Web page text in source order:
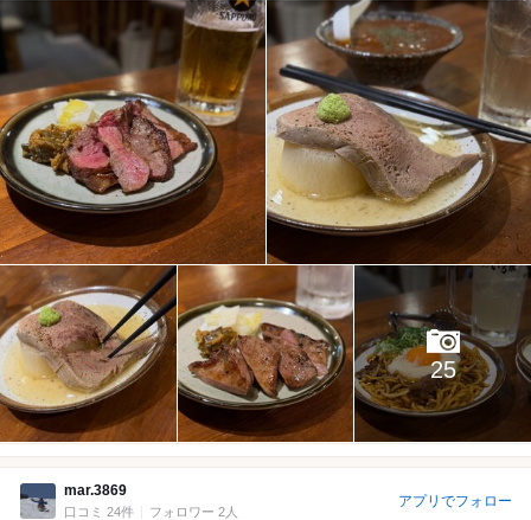
25
mar.3869
口コミ 24件 フォロワー 2人
アプリでフォロー